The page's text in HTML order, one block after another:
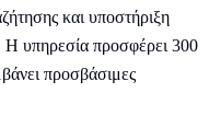
και υποστήριξη
υπηρεσία προσφέρει 300
προσβάσιμες